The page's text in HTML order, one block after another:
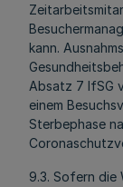
kann.
Absatz 7 IfSG
einem
Sterbephase
9.3. Sofern die